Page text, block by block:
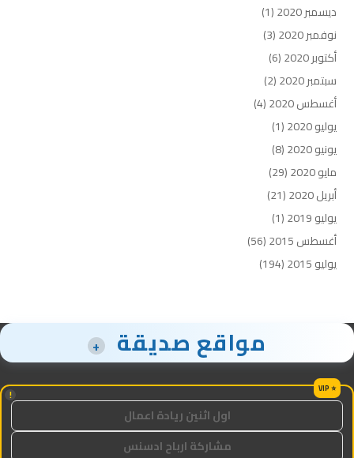
ديسمبر 2020
(1)
نوفمبر 2020
(3)
أكتوبر 2020
(6)
سبتمبر 2020
(2)
أغسطس 2020
(4)
يوليو 2020
(1)
يونيو 2020
(8)
مايو 2020
(29)
أبريل 2020
(21)
يوليو 2019
(1)
أغسطس 2015
(56)
يوليو 2015
(194)
مواقع صديقة +
!
اول اثنين ريادة اعمال
مشاركة ارباح ادسنس